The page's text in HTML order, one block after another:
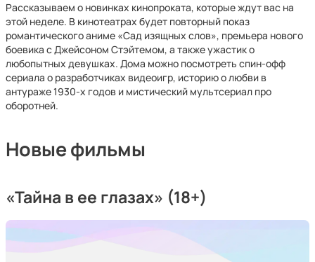
Рассказываем о новинках кинопроката, которые ждут вас на
этой неделе. В кинотеатрах будет повторный показ
романтического аниме «Сад изящных слов», премьера нового
боевика с Джейсоном Стэйтемом, а также ужастик о
любопытных девушках. Дома можно посмотреть спин-офф
сериала о разработчиках видеоигр, историю о любви в
антураже 1930-х годов и мистический мультсериал про
оборотней.
Новые фильмы
«Тайна в ее глазах» (18+)